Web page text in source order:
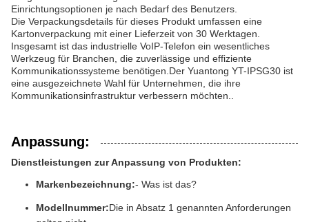
Einrichtungsoptionen je nach Bedarf des Benutzers.
Die Verpackungsdetails für dieses Produkt umfassen eine
Kartonverpackung mit einer Lieferzeit von 30 Werktagen.
Insgesamt ist das industrielle VoIP-Telefon ein wesentliches
Werkzeug für Branchen, die zuverlässige und effiziente
Kommunikationssysteme benötigen.Der Yuantong YT-IPSG30 ist
eine ausgezeichnete Wahl für Unternehmen, die ihre
Kommunikationsinfrastruktur verbessern möchten..
Anpassung:
Dienstleistungen zur Anpassung von Produkten:
Markenbezeichnung:- Was ist das?
Modellnummer:Die in Absatz 1 genannten Anforderungen